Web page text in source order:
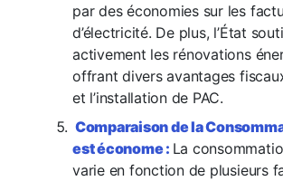
par des économies sur les
d’électricité. De plus, l’État
activement les rénovations
offrant divers avantages
et l’installation de PAC.
Comparaison de la
est économe : La
varie en fonction de plusieurs